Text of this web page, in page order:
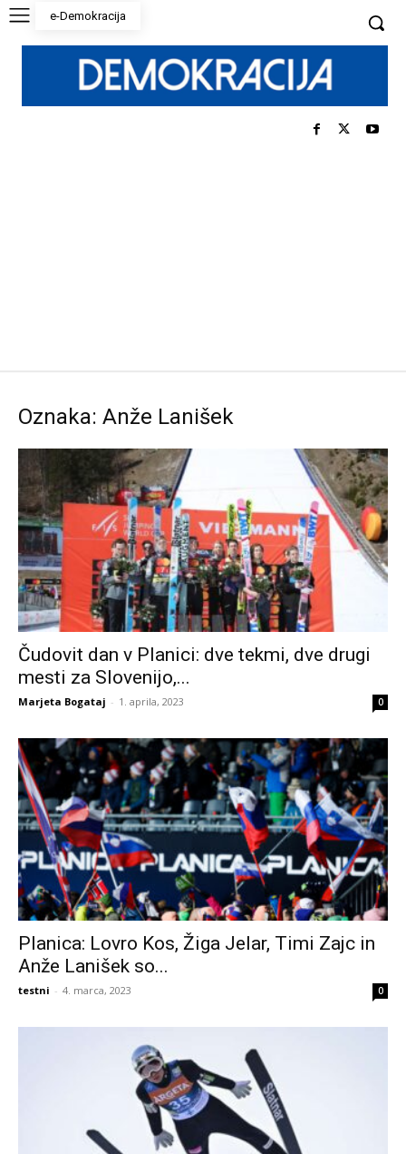
e-Demokracija
Oznaka: Anže Lanišek
Čudovit dan v Planici: dve tekmi, dve drugi
mesti za Slovenijo,...
Marjeta Bogataj - 1. aprila, 2023 0
Planica: Lovro Kos, Žiga Jelar, Timi Zajc in
Anže Lanišek so...
testni - 4. marca, 2023 0